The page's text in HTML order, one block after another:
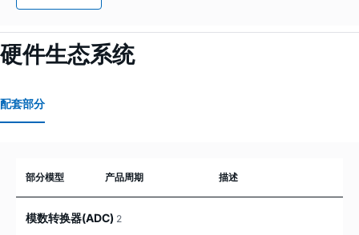
硬件生态系统
配套部分
部分模型 产品周期 描述
模数转换器(ADC) 2